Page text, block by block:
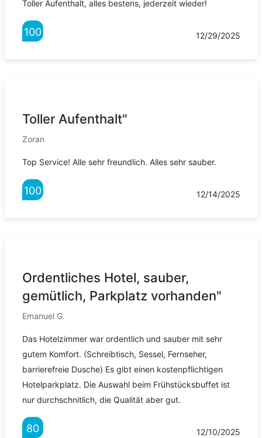
Toller Aufenthalt, alles bestens, jederzeit wieder!
100 12/29/2025
Toller Aufenthalt"
Zoran
Top Service! Alle sehr freundlich. Alles sehr sauber.
100 12/14/2025
Ordentliches Hotel, sauber,
gemütlich, Parkplatz vorhanden"
Emanuel G.
Das Hotelzimmer war ordentlich und sauber mit sehr
gutem Komfort. (Schreibtisch, Sessel, Fernseher,
barrierefreie Dusche) Es gibt einen kostenpflichtigen
Hotelparkplatz. Die Auswahl beim Frühstücksbuffet ist
nur durchschnitlich, die Qualität aber gut.
80 12/10/2025